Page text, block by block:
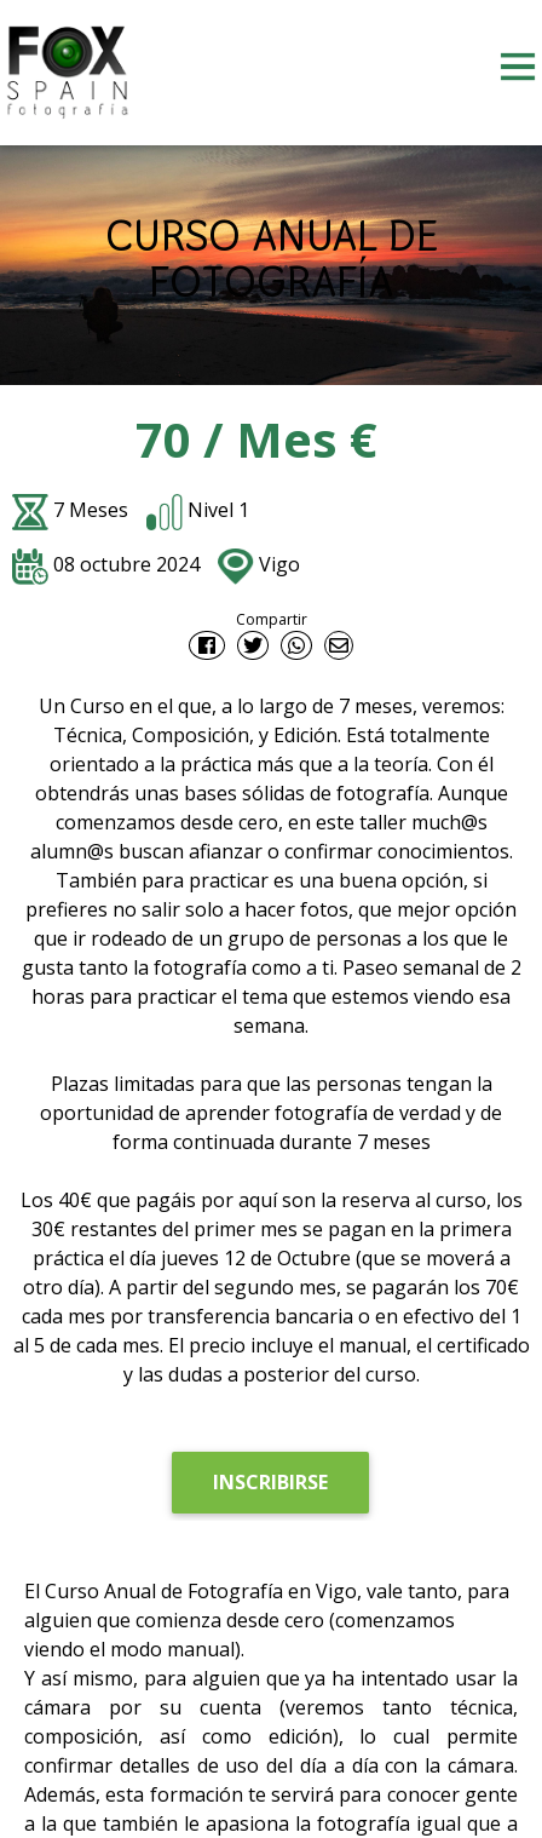
to
content
CURSO ANUAL DE
FOTOGRAFÍA
70 / Mes €
7 Meses Nivel 1
08 octubre 2024 Vigo
Compartir
Un Curso en el que, a lo largo de 7 meses, veremos:
Técnica, Composición, y Edición. Está totalmente
orientado a la práctica más que a la teoría. Con él
obtendrás unas bases sólidas de fotografía. Aunque
comenzamos desde cero, en este taller much@s
alumn@s buscan afianzar o confirmar conocimientos.
También para practicar es una buena opción, si
prefieres no salir solo a hacer fotos, que mejor opción
que ir rodeado de un grupo de personas a los que le
gusta tanto la fotografía como a ti. Paseo semanal de 2
horas para practicar el tema que estemos viendo esa
semana.
Plazas limitadas para que las personas tengan la
oportunidad de aprender fotografía de verdad y de
forma continuada durante 7 meses
Los 40€ que pagáis por aquí son la reserva al curso, los
30€ restantes del primer mes se pagan en la primera
práctica el día jueves 12 de Octubre (que se moverá a
otro día). A partir del segundo mes, se pagarán los 70€
cada mes por transferencia bancaria o en efectivo del 1
al 5 de cada mes. El precio incluye el manual, el certificado
y las dudas a posterior del curso.
INSCRIBIRSE
El Curso Anual de Fotografía en Vigo, vale tanto, para
alguien que comienza desde cero (comenzamos
viendo el modo manual).
Y así mismo, para alguien que ya ha intentado usar la
cámara por su cuenta (veremos tanto técnica,
composición, así como edición), lo cual permite
confirmar detalles de uso del día a día con la cámara.
Además, esta formación te servirá para conocer gente
a la que también le apasiona la fotografía igual que a